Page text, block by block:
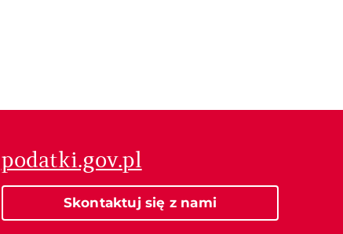
podatki.gov.pl
Skontaktuj się z nami